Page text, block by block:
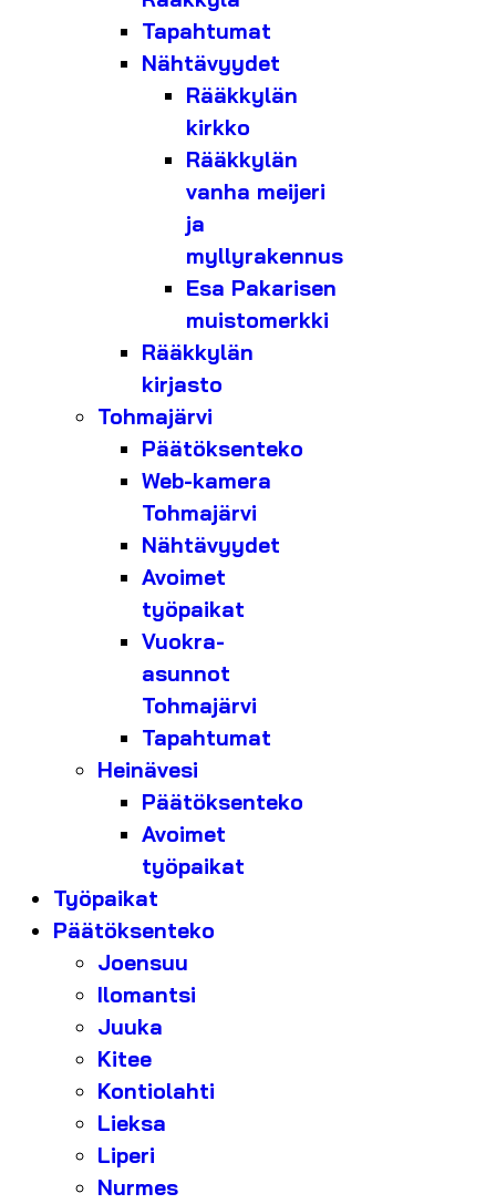
Tapahtumat
Nähtävyydet
Rääkkylän
kirkko
Rääkkylän
vanha meijeri
ja
myllyrakennus
Esa Pakarisen
muistomerkki
Rääkkylän
kirjasto
Tohmajärvi
Päätöksenteko
Web-kamera
Tohmajärvi
Nähtävyydet
Avoimet
työpaikat
Vuokra-
asunnot
Tohmajärvi
Tapahtumat
Heinävesi
Päätöksenteko
Avoimet
työpaikat
Työpaikat
Päätöksenteko
Joensuu
Ilomantsi
Juuka
Kitee
Kontiolahti
Lieksa
Liperi
Nurmes